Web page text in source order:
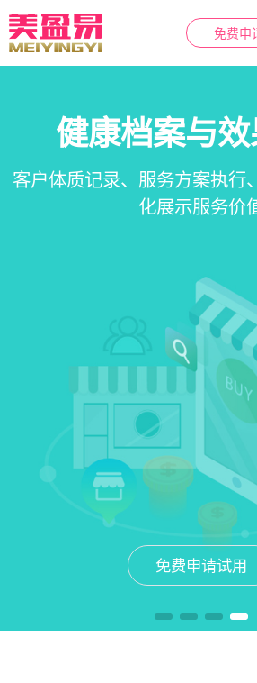
免费申
会员营销&
会员积分、套餐定制、精准营
升复购率与客单
免费申请试用
预约与工
在线预约、智能排班、技师调
一目了然，提升资源
免费申请试用
健康档案与
客户体质记录、服务方案执行
化展示服务价
免费申请试用
智慧养生馆
一站式解决养生馆预约、服务
销全流程数字化
免费申请试用